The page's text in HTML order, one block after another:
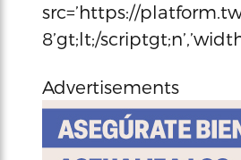
src=’https://
8’gt;lt;/
Advertisements